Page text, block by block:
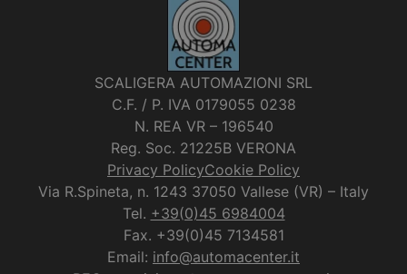
SCALIGERA AUTOMAZIONI SRL
C.F. / P. IVA 0179055 0238
N. REA VR – 196540
Reg. Soc. 21225B VERONA
Privacy PolicyCookie Policy
Via R.Spineta, n. 1243 37050 Vallese (VR) – Italy
Tel. +39(0)45 6984004
Fax. +39(0)45 7134581
Email: info@automacenter.it